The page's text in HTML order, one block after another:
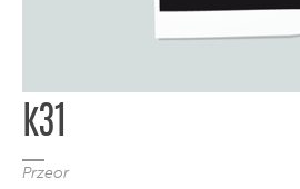
k31
Przeor